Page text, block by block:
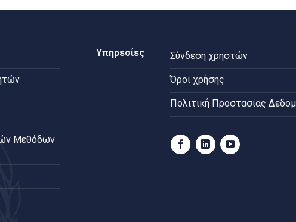
Μεθόδων
Υπηρεσίες Σύνδεση χρηστών
Όροι χρήσης
Πολιτική Προστασίας